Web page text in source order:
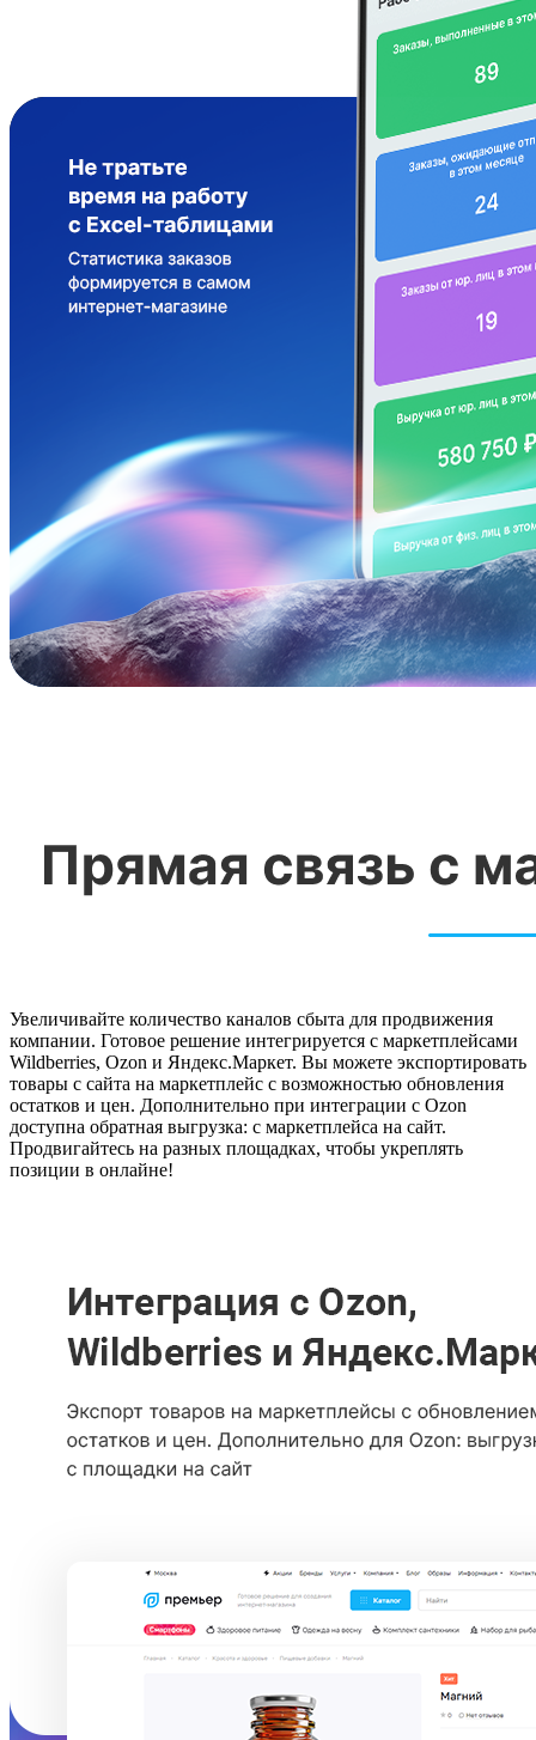
Увеличивайте количество каналов сбыта для продвижения
компании. Готовое решение интегрируется с маркетплейсами
Wildberries, Ozon и Яндекс.Маркет. Вы можете экспортировать
товары с сайта на маркетплейс с возможностью обновления
остатков и цен. Дополнительно при интеграции с Ozon
доступна обратная выгрузка: с маркетплейса на сайт.
Продвигайтесь на разных площадках, чтобы укреплять
позиции в онлайне!